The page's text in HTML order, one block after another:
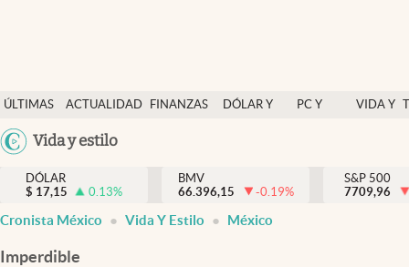
ÚLTIMAS
NOTICIAS
ACTUALIDAD
FINANZAS
DÓLAR Y
PC Y
VIDA Y
México
Vida y estilo
Actualidad
Finanzas y economía
Dólar y mercados
DÓLAR
$ 17,15 0.13%
BMV
66.396,15
-0.19%
S&P 500
7709,96
Cronista México Vida Y Estilo México
Imperdible